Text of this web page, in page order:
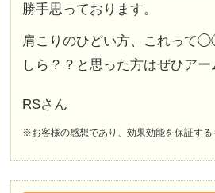
勝手思っております。
肩こりのひどい方、これって
しら？？と思った方はぜひア
RSさん
※お客様の感想であり、効果効能を保証する